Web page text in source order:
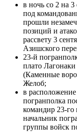
в ночь со 2 на
под
прошли
позиций и
рассвету 3
Азишского
23-й
плато
(Каменные
Желоб;
в расположение
погранполка
командир 23-
начальник
группы войск